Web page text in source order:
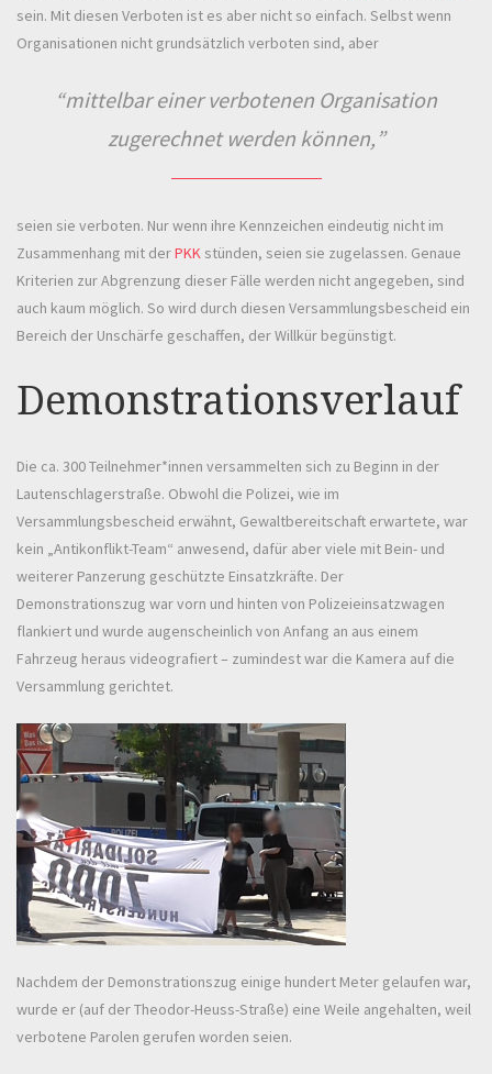
sein. Mit diesen Verboten ist es aber nicht so einfach. Selbst wenn
Organisationen nicht grundsätzlich verboten sind, aber
mittelbar einer verbotenen Organisation
zugerechnet werden können,
seien sie verboten. Nur wenn ihre Kennzeichen eindeutig nicht im
Zusammenhang mit derPKK stünden, seien sie zugelassen. Genaue
Kriterien zur Abgrenzung dieser Fälle werden nicht angegeben, sind
auch kaum möglich. So wird durch diesen Versammlungsbescheid ein
Bereich der Unschärfe geschaffen, der Willkür begünstigt.
Demonstrationsverlauf
Die ca. 300 Teilnehmer*innen versammelten sich zu Beginn in der
Lautenschlagerstraße. Obwohl die Polizei, wie im
Versammlungsbescheid erwähnt, Gewaltbereitschaft erwartete, war
kein „Antikonflikt-Team“ anwesend, dafür aber viele mit Bein- und
weiterer Panzerung geschützte Einsatzkräfte. Der
Demonstrationszug war vorn und hinten von Polizeieinsatzwagen
flankiert und wurde augenscheinlich von Anfang an aus einem
Fahrzeug heraus videografiert – zumindest war die Kamera auf die
Versammlung gerichtet.
Nachdem der Demonstrationszug einige hundert Meter gelaufen war,
wurde er (auf der Theodor-Heuss-Straße) eine Weile angehalten, weil
verbotene Parolen gerufen worden seien.